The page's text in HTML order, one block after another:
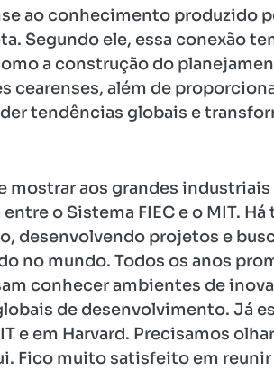
ao conhecimento produzido
Segundo ele, essa conexão
a construção do
cearenses, além de
tendências globais e
mostrar aos grandes
o Sistema FIEC e o MIT.
desenvolvendo projetos e
no mundo. Todos os anos
conhecer ambientes de
de desenvolvimento. Já
e em Harvard. Precisamos
Fico muito satisfeito em